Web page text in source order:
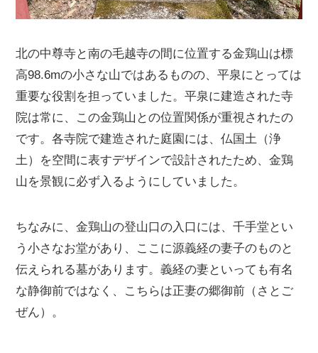
北の中尊寺と南の毛越寺の間に位置する金鶏山は標
高98.6mの小さな山ではあるものの、平泉にとっては
重要な役割を担っていました。平泉に建造された寺
院は常に、この金鶏山との位置関係が重視されたの
です。各寺院で建造された庭園には、仏国土（浄
土）を空間に表すデザインで設計されたため、金鶏
山を景観に必ず入るようにしていました。
ちなみに、金鶏山の登山口の入口には、千手堂とい
う小さなお堂があり、ここに源義経の妻子のものと
伝えられる墓があります。義経の妻といっても有名
な静御前ではなく、こちらは正妻の郷御前（さとご
ぜん）。